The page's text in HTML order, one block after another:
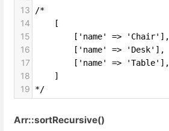
13
/*
14
    [
15
        ['name' => 'Chair'],
16
        ['name' => 'Desk'],
17
        ['name' => 'Table'],
18
    ]
19 */
Arr::sortRecursive()